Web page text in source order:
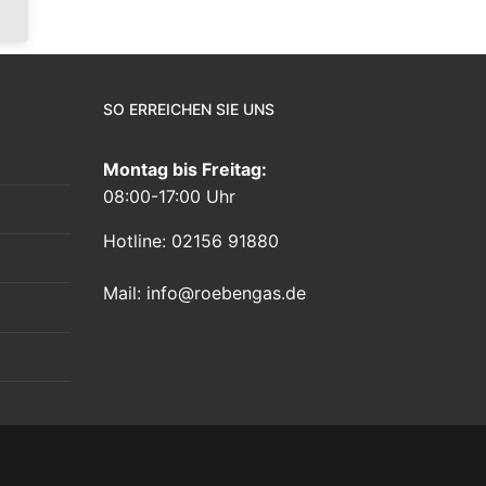
SO ERREICHEN SIE UNS
Montag bis Freitag:
08:00-17:00 Uhr
Hotline: 02156 91880
Mail: info@roebengas.de